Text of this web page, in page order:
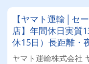
【ヤマト運輸│セ
店】年間休日実質
休15日）長距離・
るドライバー◎
ヤマト運輸株式会社